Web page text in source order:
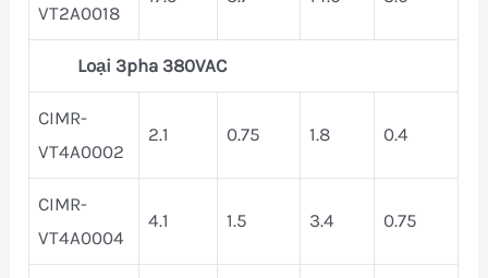
VT2A0018
Loại 3pha 380VAC
CIMR-
VT4A0002
2.1 0.75 1.8 0.4
CIMR-
VT4A0004
4.1 1.5 3.4 0.75